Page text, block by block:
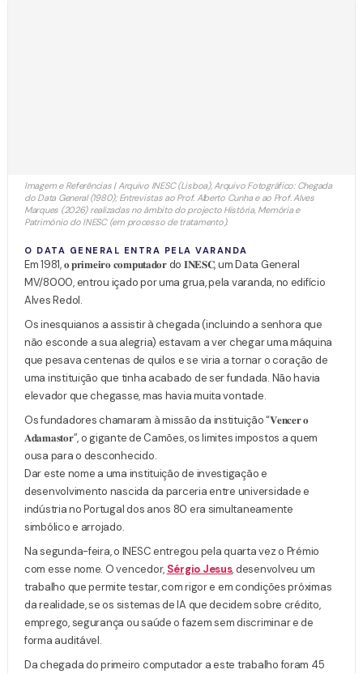
Imagem e Referências | Arquivo INESC (Lisboa), Arquivo Fotográfico: Chegada
do Data General (1980); Entrevistas ao Prof. Alberto Cunha e ao Prof. Alves
Marques (2026) realizadas no âmbito do projecto História, Memória e
Património do INESC (em processo de tratamento).
O DATA GENERAL ENTRA PELA VARANDA
Em 1981, 𝐨 𝐩𝐫𝐢𝐦𝐞𝐢𝐫𝐨 𝐜𝐨𝐦𝐩𝐮𝐭𝐚𝐝𝐨𝐫 do 𝐈𝐍𝐄𝐒𝐂, um Data General
MV/8000, entrou içado por uma grua, pela varanda, no edifício
Alves Redol.
Os inesquianos a assistir à chegada (incluindo a senhora que
não esconde a sua alegria) estavam a ver chegar uma máquina
que pesava centenas de quilos e se viria a tornar o coração de
uma instituição que tinha acabado de ser fundada. Não havia
elevador que chegasse, mas havia muita vontade.
Os fundadores chamaram à missão da instituição “𝐕𝐞𝐧𝐜𝐞𝐫 𝐨
𝐀𝐝𝐚𝐦𝐚𝐬𝐭𝐨𝐫”, o gigante de Camões, os limites impostos a quem
ousa para o desconhecido.
Dar este nome a uma instituição de investigação e
desenvolvimento nascida da parceria entre universidade e
indústria no Portugal dos anos 80 era simultaneamente
simbólico e arrojado.
Na segunda-feira, o INESC entregou pela quarta vez o Prémio
com esse nome. O vencedor, Sérgio Jesus, desenvolveu um
trabalho que permite testar, com rigor e em condições próximas
da realidade, se os sistemas de IA que decidem sobre crédito,
emprego, segurança ou saúde o fazem sem discriminar e de
forma auditável.
Da chegada do primeiro computador a este trabalho foram 45